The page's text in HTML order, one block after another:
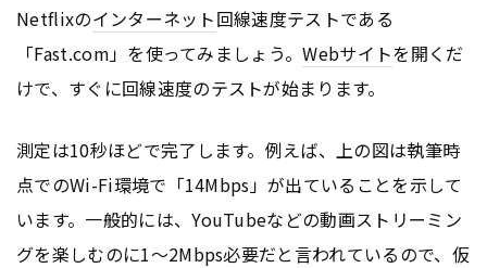
Netflixのインターネット回線速度テストである
「Fast.com」を使ってみましょう。Webサイトを開くだ
けで、すぐに回線速度のテストが始まります。
測定は10秒ほどで完了します。例えば、上の図は執筆時
点でのWi-Fi環境で「14Mbps」が出ていることを示して
います。一般的には、YouTubeなどの動画ストリーミン
グを楽しむのに1〜2Mbps必要だと言われているので、仮